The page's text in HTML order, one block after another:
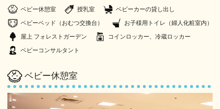
ベビー休憩室 授乳室
ベビーカーの貸し出し
ベビーベッド（おむつ交換台）
お子様用トイレ（婦人化粧室内）
屋上 フォレストガーデン
コインロッカー、冷蔵ロッカー
ベビーコンサルタント
ベビー休憩室